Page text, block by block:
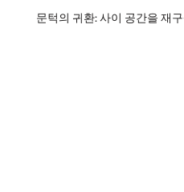
문턱의 귀환: 사이 공간을 재